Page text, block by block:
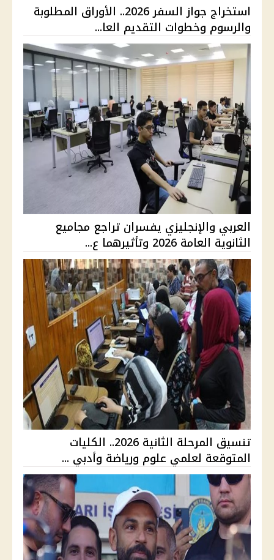
استخراج جواز السفر 2026.. الأوراق المطلوبة
والرسوم وخطوات التقديم العا...
العربي والإنجليزي يفسران تراجع مجاميع
الثانوية العامة 2026 وتأثيرهما ع...
تنسيق المرحلة الثانية 2026.. الكليات
المتوقعة لعلمي علوم ورياضة وأدبي ...